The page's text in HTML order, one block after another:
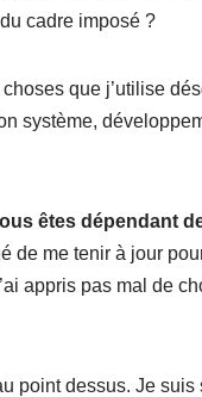
cadre imposé ?
que j’utilise
système,
êtes dépendant
de me tenir à jour
appris pas mal de
point dessus. Je